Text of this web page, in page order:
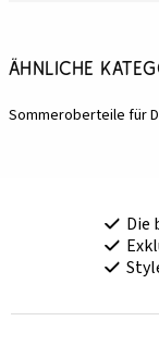
Ähnliche
Sommeroberteile für
Die